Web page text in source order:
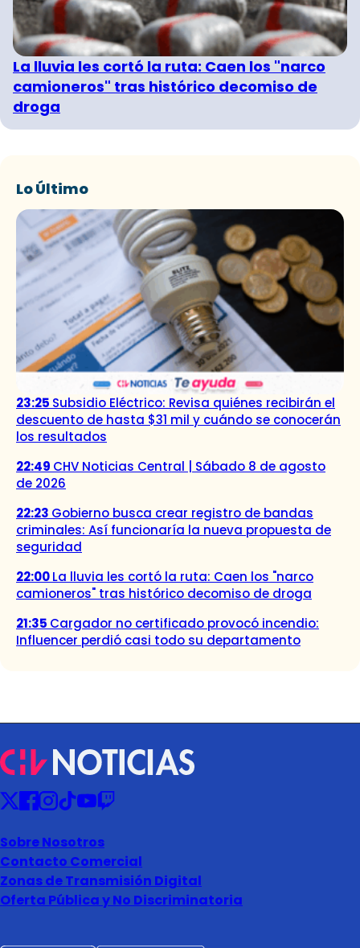
La lluvia les cortó la ruta: Caen los "narco
camioneros" tras histórico decomiso de
droga
Lo Último
23:25 Subsidio Eléctrico: Revisa quiénes recibirán el
descuento de hasta $31 mil y cuándo se conocerán
los resultados
22:49 CHV Noticias Central | Sábado 8 de agosto
de 2026
22:23 Gobierno busca crear registro de bandas
criminales: Así funcionaría la nueva propuesta de
seguridad
22:00La lluvia les cortó la ruta: Caen los "narco
camioneros" tras histórico decomiso de droga
21:35 Cargador no certificado provocó incendio:
Influencer perdió casi todo su departamento
Sobre Nosotros
Contacto Comercial
Zonas de Transmisión Digital
Oferta Pública y No Discriminatoria